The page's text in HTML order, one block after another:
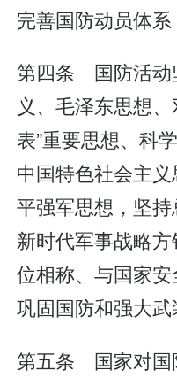
完善国防动员体系
第四条 国防活动
义、毛泽东思想
表”重要思想、科
中国特色社会主
平强军思想，坚
新时代军事战略
位相称、与国家
巩固国防和强大武
第五条 国家对国